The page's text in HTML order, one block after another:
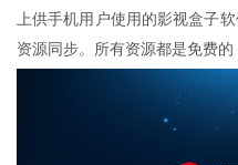
上供手机用户使用的影视盒子
资源同步。所有资源都是免费